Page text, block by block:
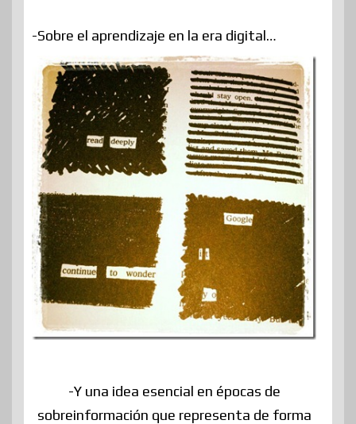
-Sobre el aprendizaje en la era digital…
-Y una idea esencial en épocas de
sobreinformación que representa de forma